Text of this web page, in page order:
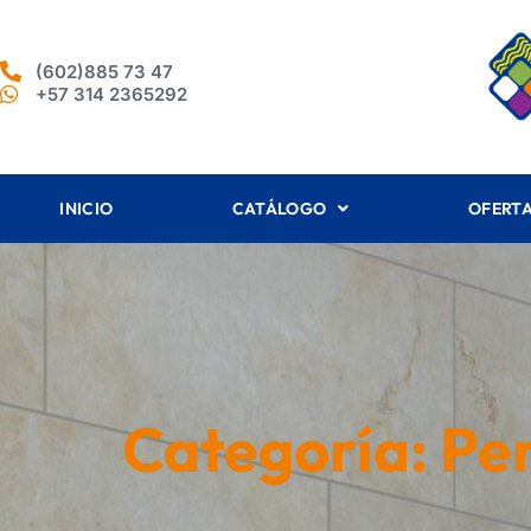
(602)885 73 47
+57 314 2365292
INICIO CATÁLOGO
Categoría: